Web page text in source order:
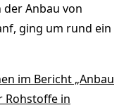
Anbau von
ging um rund ein
im Bericht „Anbau
Rohstoffe in